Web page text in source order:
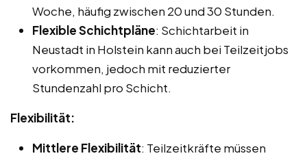
Woche, häufig zwischen 20 und 30 Stunden.
Flexible Schichtpläne: Schichtarbeit in
Neustadt in Holstein kann auch bei Teilzeitjobs
vorkommen, jedoch mit reduzierter
Stundenzahl pro Schicht.
Flexibilität:
Mittlere Flexibilität: Teilzeitkräfte müssen